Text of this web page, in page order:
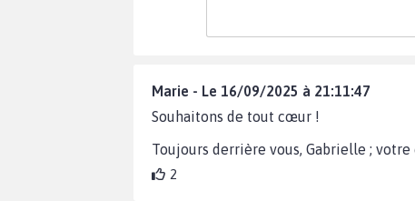
Marie - Le 16/09/2025 à 21:11:47
Souhaitons de tout cœur !
Toujours derrière vous, Gabrielle ;
2